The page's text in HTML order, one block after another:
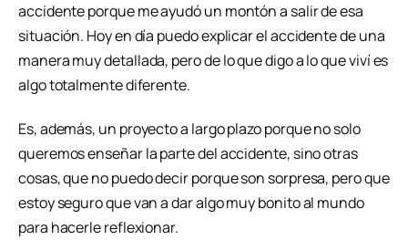
accidente porque me ayudó un montón a salir de esa
situación. Hoy en día puedo explicar el accidente de una
manera muy detallada, pero de lo que digo a lo que viví es
algo totalmente diferente.
Es, además, un proyecto a largo plazo porque no solo
queremos enseñar la parte del accidente, sino otras
cosas, que no puedo decir porque son sorpresa, pero que
estoy seguro que van a dar algo muy bonito al mundo
para hacerle reflexionar.